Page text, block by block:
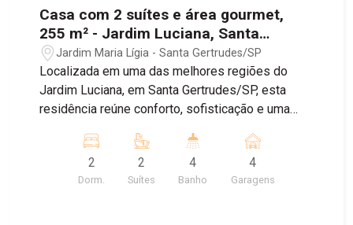
Casa com 2 suítes e área gourmet,
255 m² - Jardim Luciana, Santa
Gertrudes/SP
Jardim Maria Lígia - Santa Gertrudes/SP
Localizada em uma das melhores regiões do
Jardim Luciana, em Santa Gertrudes/SP, esta
residência reúne conforto, sofisticação e uma
de vida. O imóvel foi projetado com acabamentos
de excelente padrão, oferecendo ambientes
amplos, funcionais e prontos para receber sua
2
Dorm.
2
Suítes
4
Banho
4
Garagens